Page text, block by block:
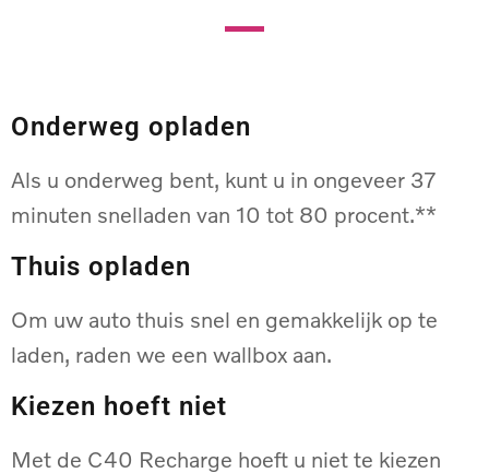
Onderweg opladen
Als u onderweg bent, kunt u in ongeveer 37
minuten snelladen van 10 tot 80 procent.**
Thuis opladen
Om uw auto thuis snel en gemakkelijk op te
laden, raden we een wallbox aan.
Kiezen hoeft niet
Met de C40 Recharge hoeft u niet te kiezen